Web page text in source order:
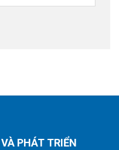
PHÁT TRIỂN